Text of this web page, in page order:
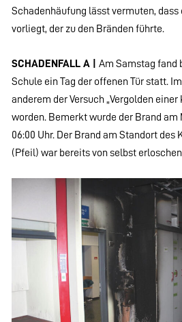
Schadenhäufung lässt vermuten,
vorliegt, der zu den Bränden führte.
SCHADENFALL A |Am Samstag fand
Schule ein Tag der offenen Tür statt.
anderem der Versuch „Vergolden
worden. Bemerkt wurde der Brand am
06:00 Uhr. Der Brand am Standort
(Pfeil) war bereits von selbst